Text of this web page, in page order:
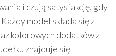
i czują satysfakcję, gdy
model składa się z
kolorowych dodatków z
znajduje się